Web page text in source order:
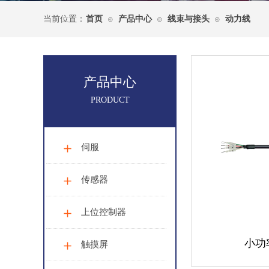
当前位置： 首页 ⊙ 产品中心 ⊙ 线束与接头 ⊙ 动力线
小功
伺服
传感器
上位控制器
触摸屏
PRODUCT
产品中心